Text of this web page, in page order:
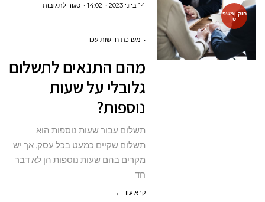
חוק ומשפ
ט
14 ביוני 2023 14:02 סגור לתגובותעל
על
מערכת חדשות עכו
מהם התנאים לתשלום
גלובלי על שעות
נוספות?
תשלום עבור שעות נוספות הוא
תשלום שקיים כמעט בכל עסק, אך יש
מקרים בהם שעות נוספות הן לא דבר
חד
קרא עוד ←